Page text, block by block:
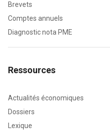
Brevets
Comptes annuels
Diagnostic nota PME
Ressources
Actualités économiques
Dossiers
Lexique